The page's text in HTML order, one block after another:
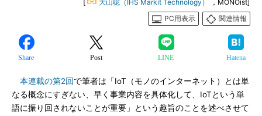
[ 大山聡（IHS Markit Technology）
，MONOist]
PC用表示
関連情報
Share Post LINE Hatena
本連載の第2回で筆者は「IoT（モノのインターネット）とは単
なる概念にすぎない、早く事業内容を具体化して、IoTという単
語に振り回されないことが重要」という趣旨のことを述べさせて